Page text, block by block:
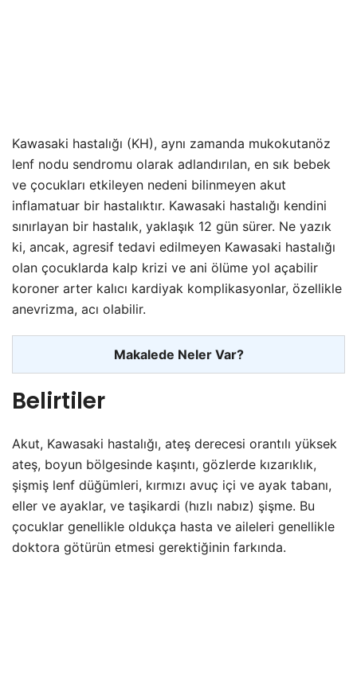
Kawasaki hastalığı (KH), aynı zamanda mukokutanöz
lenf nodu sendromu olarak adlandırılan, en sık bebek
ve çocukları etkileyen nedeni bilinmeyen akut
inflamatuar bir hastalıktır. Kawasaki hastalığı kendini
sınırlayan bir hastalık, yaklaşık 12 gün sürer. Ne yazık
ki, ancak, agresif tedavi edilmeyen Kawasaki hastalığı
olan çocuklarda kalp krizi ve ani ölüme yol açabilir
koroner arter kalıcı kardiyak komplikasyonlar, özellikle
anevrizma, acı olabilir.
Makalede Neler Var?
Belirtiler
Akut, Kawasaki hastalığı, ateş derecesi orantılı yüksek
ateş, boyun bölgesinde kaşıntı, gözlerde kızarıklık,
şişmiş lenf düğümleri, kırmızı avuç içi ve ayak tabanı,
eller ve ayaklar, ve taşikardi (hızlı nabız) şişme. Bu
çocuklar genellikle oldukça hasta ve aileleri genellikle
doktora götürün etmesi gerektiğinin farkında.